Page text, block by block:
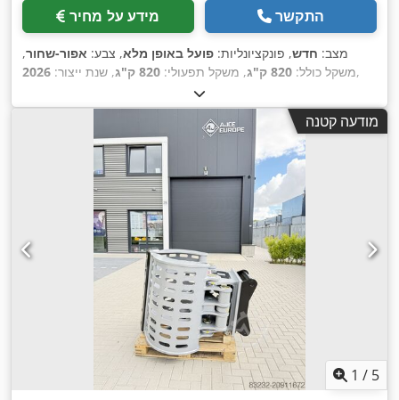
מידע על מחיר התקשר
מצב: חדש, פונקציונליות: פועל באופן מלא, צבע: אפור-שחור,
משקל כולל: 820 ק"ג , משקל תפעולי: 820 ק"ג , שנת ייצור: 2026 ,
מודעה קטנה
1 / 5